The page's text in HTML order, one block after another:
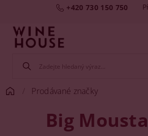
+420 730 150 750
Prodávané značky
Big